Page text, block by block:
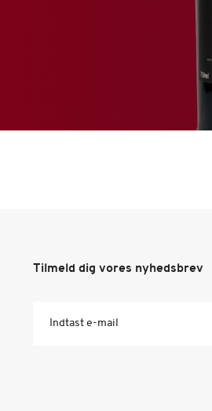
Tilmeld dig vores nyhedsbrev
Indtast e-mail